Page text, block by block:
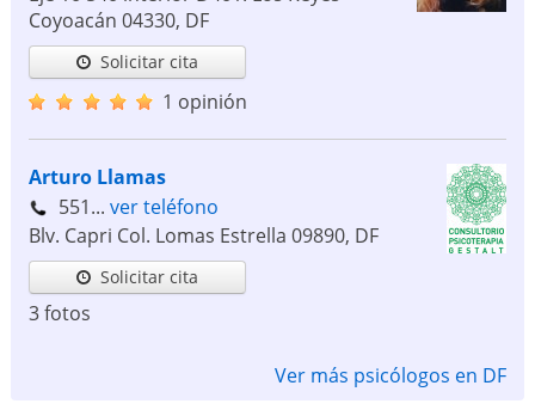
Coyoacán 04330, DF
Solicitar cita
1 opinión
Arturo Llamas
551... ver teléfono
Blv. Capri Col. Lomas Estrella 09890, DF
Solicitar cita
3 fotos
Ver más psicólogos en DF